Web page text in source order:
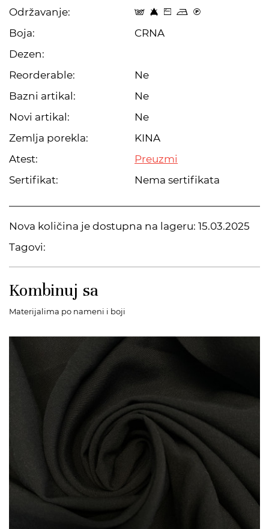
Održavanje:
s 8 Z o C
Boja:
CRNA
Dezen:
Reorderable:
Ne
Bazni artikal:
Ne
Novi artikal:
Ne
Zemlja porekla:
KINA
Atest:
Preuzmi
Sertifikat:
Nema sertifikata
Nova količina je dostupna na lageru: 15.03.2025
Tagovi:
Kombinuj sa
Materijalima po nameni i boji